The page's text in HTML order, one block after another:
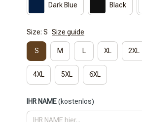
Dark Blue Black
Size: S Size guide
S M L XL 2XL
4XL 5XL 6XL
IHR NAME(kostenlos)